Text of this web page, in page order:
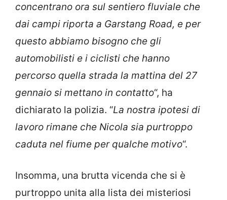
concentrano ora sul sentiero fluviale che
dai campi riporta a Garstang Road, e per
questo abbiamo bisogno che gli
automobilisti e i ciclisti che hanno
percorso quella strada la mattina del 27
gennaio si mettano in contatto“, ha
dichiarato la polizia. “La nostra ipotesi di
lavoro rimane che Nicola sia purtroppo
caduta nel fiume per qualche motivo“.
Insomma, una brutta vicenda che si è
purtroppo unita alla lista dei misteriosi